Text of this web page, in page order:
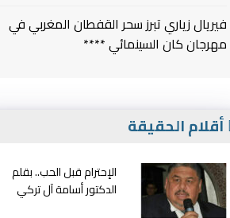
فيريال زياري تبرز سحر القفطان المغربي في
مهرجان كان السينمائي ****
أقلام الحقيقة
الإحترام قبل الحب.. بقلم
الدكتور أسامة آل تركي